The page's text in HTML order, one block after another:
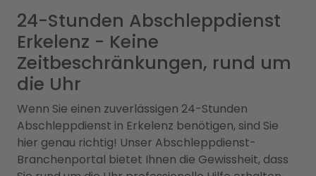
24-Stunden Abschleppdienst
Erkelenz - Keine
Zeitbeschränkungen, rund um
die Uhr
Wenn Sie einen zuverlässigen 24-Stunden
Abschleppdienst in Erkelenz benötigen, sind Sie
hier genau richtig! Unser Abschleppdienst-
Branchenportal bietet Ihnen die Gewissheit, dass